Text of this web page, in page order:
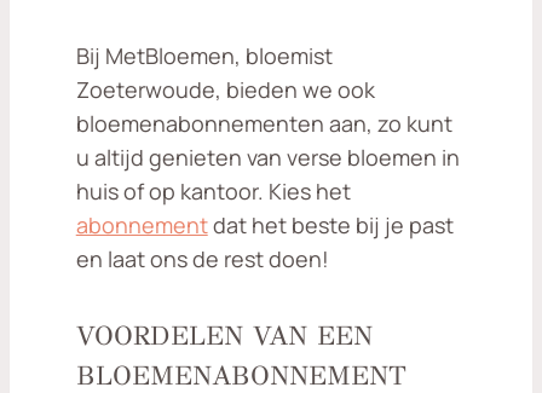
Bij MetBloemen, bloemist
Zoeterwoude, bieden we ook
bloemenabonnementen aan, zo kunt
u altijd genieten van verse bloemen in
huis of op kantoor. Kies het
abonnementdat het beste bij je past
en laat ons de rest doen!
VOORDELEN VAN EEN
BLOEMENABONNEMENT